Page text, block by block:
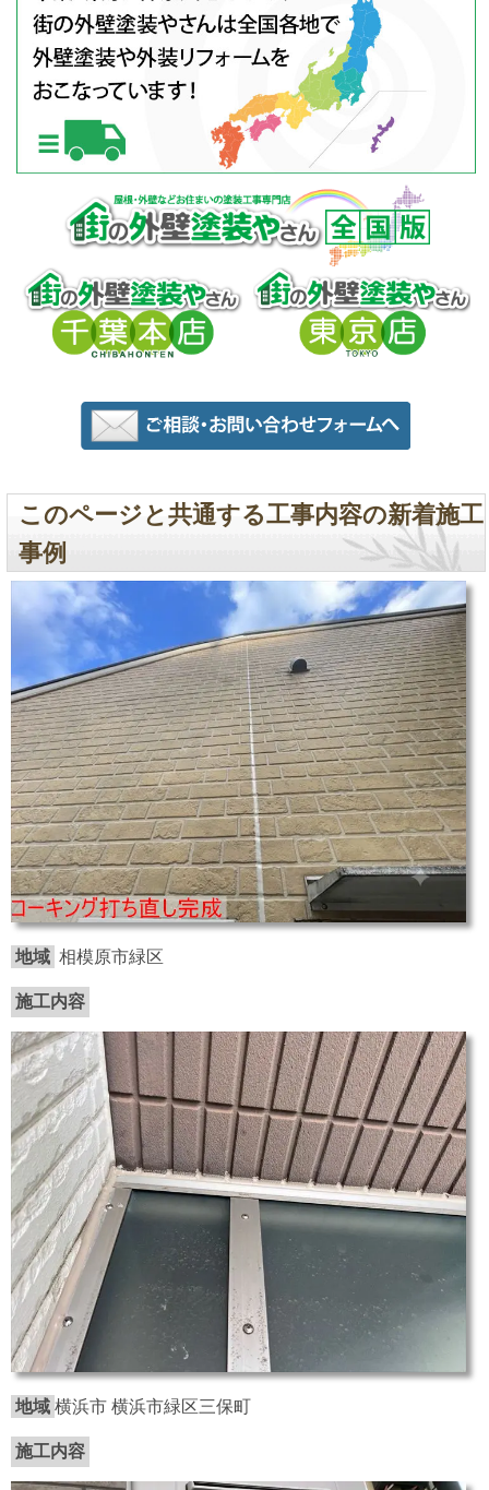
このページと共通する工事内容の新着施工
事例
地域 相模原市緑区
施工内容
地域 横浜市 横浜市緑区三保町
施工内容